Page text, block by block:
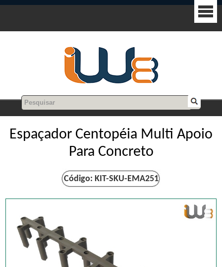
Espaçador Centopéia Multi Apoio
Para Concreto
Código: KIT-SKU-EMA251